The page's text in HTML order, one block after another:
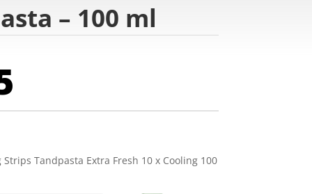
– 100 ml
Tandpasta Extra Fresh 10 x Cooling 100